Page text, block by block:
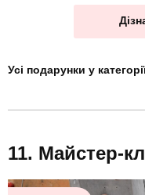
Усі подарунки у
Майстер-